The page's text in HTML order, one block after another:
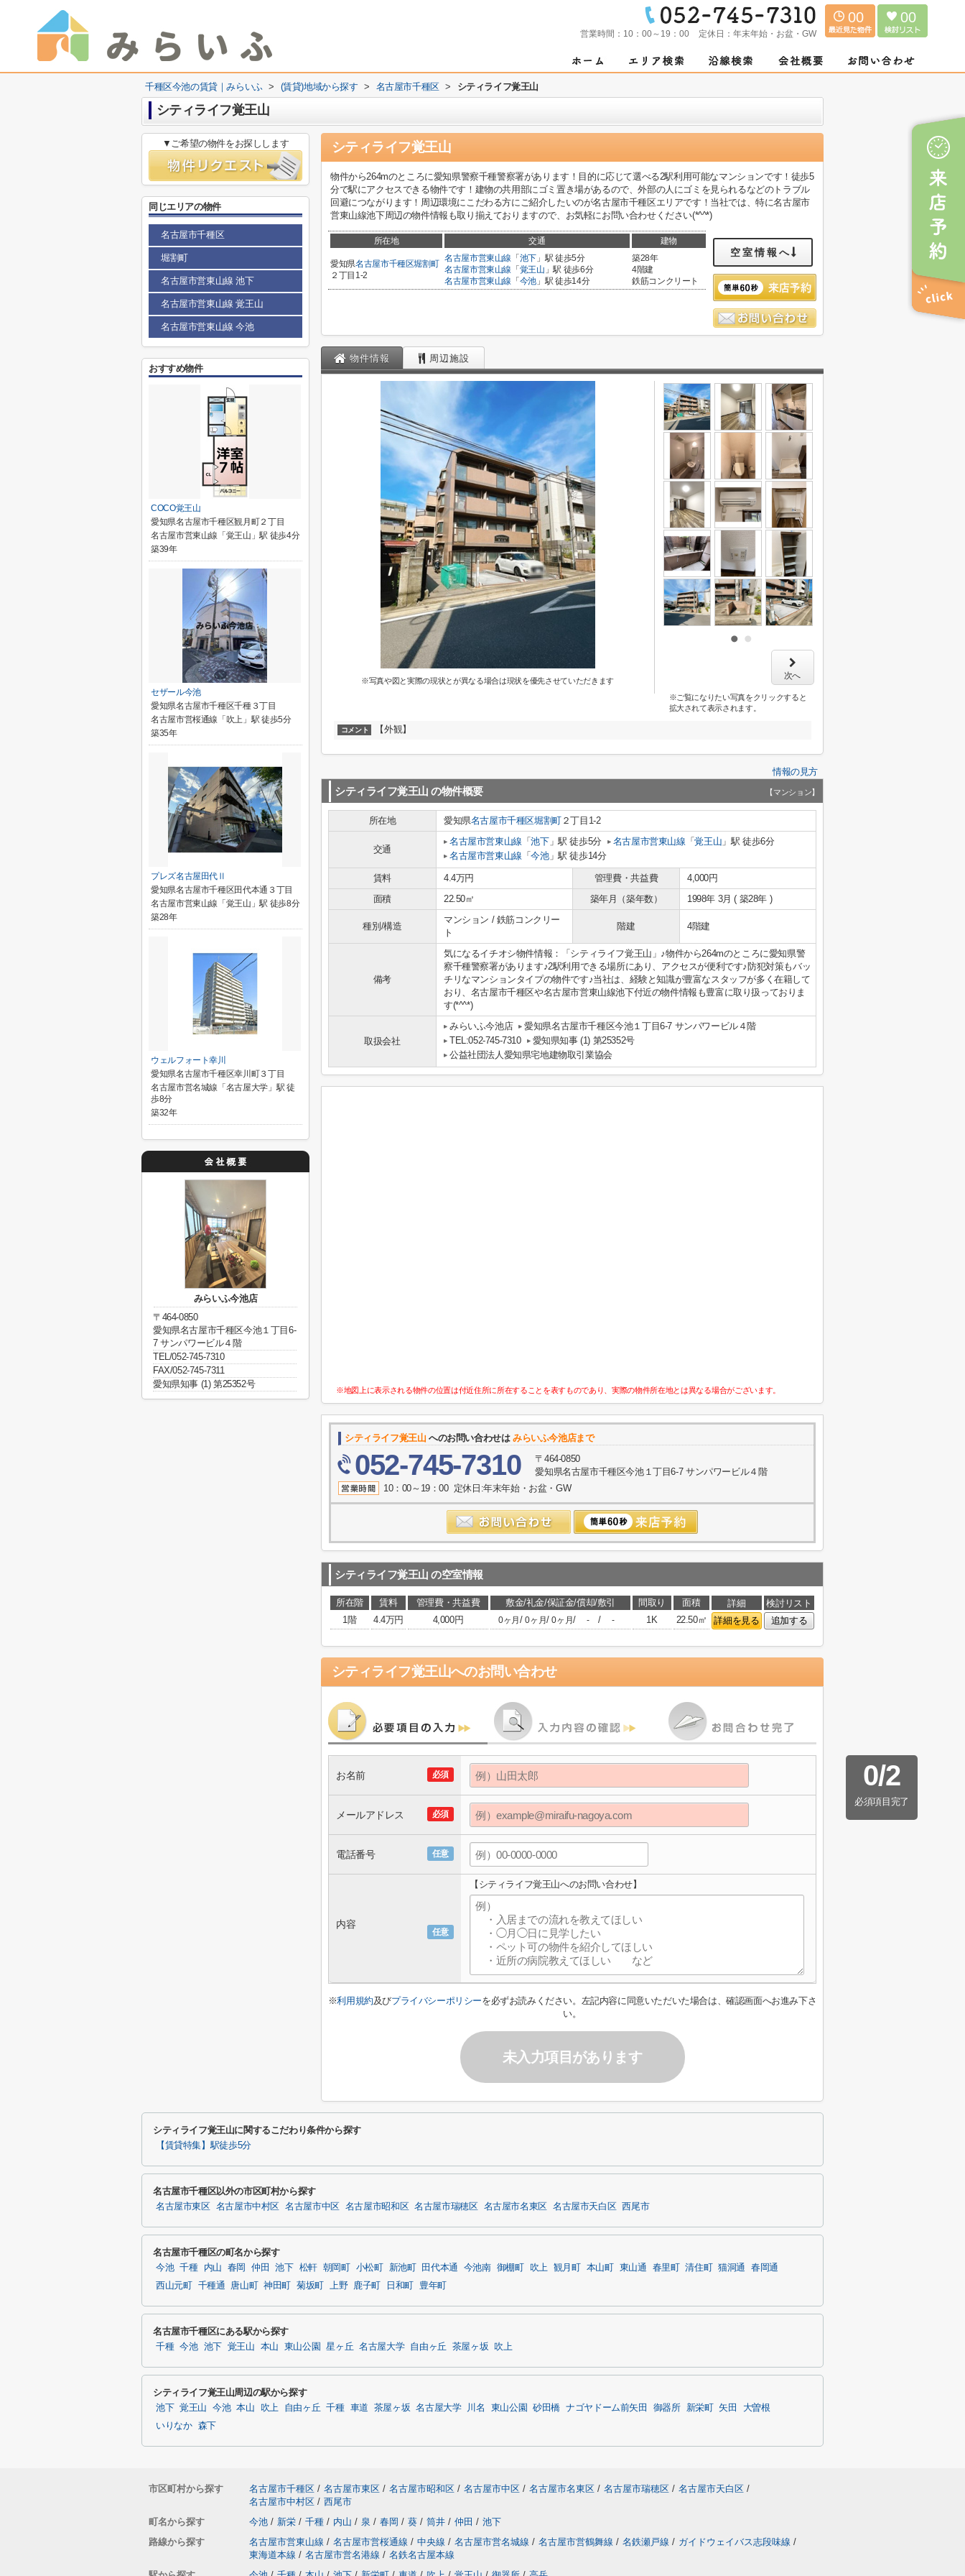
営業時間： 10：00～19：00 定休日： 年末年始・お盆・GW
00 00
千種区今池の賃貸｜みらいふ > (賃貸)地域から探す > 名古屋市千種区 > シティライフ覚王山
シティライフ覚王山
シティライフ覚王山
物件から264mのところに愛知県警察千種警察署があります！目的に応じて選べる2駅利用可能なマンションです！徒歩5
分で駅にアクセスできる物件です！建物の共用部にゴミ置き場があるので、外部の人にゴミを見られるなどのトラブル
回避につながります！周辺環境にこだわる方にご紹介したいのが名古屋市千種区エリアです！当社では、特に名古屋市
営東山線池下周辺の物件情報も取り揃えておりますので、お気軽にお問い合わせください(*^^*)
所在地 交通 建物
愛知県名古屋市千種区堀割町
２丁目1-2
名古屋市営東山線 「 池下 」駅 徒歩5分
名古屋市営東山線 「 覚王山 」駅 徒歩6分
名古屋市営東山線 「 今池 」駅 徒歩14分
築28年
4階建
鉄筋コンクリート
空室情報へ
物件情報 周辺施設
※写真や図と実際の現状とが異なる場合は現状を優先させていただきます 次へ
※ご覧になりたい写真をクリックすると
拡大されて表示されます。
コメント 【外観】
情報の見方
シティライフ覚王山 の物件概要 【マンション】
所在地 愛知県名古屋市千種区堀割町２丁目1-2
交通
名古屋市営東山線 「池下」駅 徒歩5分 名古屋市営東山線 「覚王山 」駅 徒歩6分
名古屋市営東山線 「今池」駅 徒歩14分
賃料 4.4万円 管理費・共益費
4,000円
面積
22.50㎡ 築年月（築年数） 1998年 3月 ( 築28年 )
種別/構造
マンション / 鉄筋コンクリー
ト
階建 4階建
備考
気になるイチオシ物件情報：「シティライフ覚王山」♪物件から264mのところに愛知県警
察千種警察署があります♪2駅利用できる場所にあり、アクセスが便利です♪防犯対策もバッ
チリなマンションタイプの物件です♪当社は、経験と知識が豊富なスタッフが多く在籍して
おり、名古屋市千種区や名古屋市営東山線池下付近の物件情報も豊富に取り扱っておりま
す(*^^*)
取扱会社
みらいふ今池店
愛知県名古屋市千種区今池１丁目6-7 サンパワービル４階
TEL:052-745-7310
愛知県知事 (1) 第25352号
公益社団法人愛知県宅地建物取引業協会
※地図上に表示される物件の位置は付近住所に所在することを表すものであり、実際の物件所在地とは異なる場合がございます。
シティライフ覚王山 へのお問い合わせはみらいふ今池店まで
052-745-7310
〒464-0850
愛知県名古屋市千種区今池１丁目6-7 サンパワービル４階
10：00～19：00 定休日:年末年始・お盆・GW
シティライフ覚王山 の空室情報
所在階 賃料 管理費・共益費 敷金/礼金/保証金/償却/敷引 間取り 面積 詳細
検討リスト
1階
4.4万円 4,000円 0ヶ月/0ヶ月/0ヶ月/ - / - 1K 22.50㎡ 詳細を見る 追加する
シティライフ覚王山へのお問い合わせ
0/2
必須項目完了
必須
お名前
必須
メールアドレス
任意
電話番号
任意
内容
【シティライフ覚王山へのお問い合わせ】
※利用規約及びプライバシーポリシーを必ずお読みください。左記内容に同意いただいた場合は、確認画面へお進み下さ
い。
未入力項目があります
▼ご希望の物件をお探しします
同じエリアの物件
名古屋市千種区
堀割町
名古屋市営東山線 池下
名古屋市営東山線 覚王山
名古屋市営東山線 今池
おすすめ物件
COCO覚王山
愛知県名古屋市千種区観月町２丁目
名古屋市営東山線「覚王山」駅 徒歩4分
築39年
セザール今池
愛知県名古屋市千種区千種３丁目
名古屋市営桜通線「吹上」駅 徒歩5分
築35年
プレズ名古屋田代Ⅱ
愛知県名古屋市千種区田代本通３丁目
名古屋市営東山線「覚王山」駅 徒歩8分
築28年
ウェルフォート幸川
愛知県名古屋市千種区幸川町３丁目
名古屋市営名城線「名古屋大学」駅 徒
歩8分
築32年
みらいふ今池店
〒464-0850
愛知県名古屋市千種区今池１丁目6-
7 サンパワービル４階
TEL/052-745-7310
FAX/052-745-7311
愛知県知事 (1) 第25352号
シティライフ覚王山に関するこだわり条件から探す
【賃貸特集】駅徒歩5分
名古屋市千種区以外の市区町村から探す
名古屋市東区 名古屋市中村区 名古屋市中区 名古屋市昭和区 名古屋市瑞穂区 名古屋市名東区 名古屋市天白区 西尾市
名古屋市千種区の町名から探す
今池 千種 内山 春岡 仲田 池下 松軒 朝岡町 小松町 新池町 田代本通 今池南 御棚町 吹上 観月町 本山町 東山通 春里町 清住町 猫洞通
春岡通
西山元町
千種通 唐山町 神田町 菊坂町 上野 鹿子町 日和町 豊年町
名古屋市千種区にある駅から探す
千種 今池 池下 覚王山 本山 東山公園 星ヶ丘 名古屋大学 自由ヶ丘 茶屋ヶ坂 吹上
シティライフ覚王山周辺の駅から探す
池下 覚王山 今池 本山 吹上 自由ヶ丘 千種 車道 茶屋ヶ坂 名古屋大学 川名 東山公園 砂田橋 ナゴヤドーム前矢田 御器所 新栄町 矢田
大曽根
いりなか
森下
市区町村から探す 名古屋市千種区 / 名古屋市東区 / 名古屋市昭和区 / 名古屋市中区 / 名古屋市名東区 / 名古屋市瑞穂区 / 名古屋市天白区 /
名古屋市中村区 / 西尾市
町名から探す
今池 / 新栄 / 千種 / 内山 / 泉 / 春岡 / 葵 / 筒井 / 仲田 / 池下
路線から探す
名古屋市営東山線 / 名古屋市営桜通線 / 中央線 / 名古屋市営名城線 / 名古屋市営鶴舞線 / 名鉄瀬戸線 / ガイドウェイバス志段味線 /
東海道本線 / 名古屋市営名港線 / 名鉄名古屋本線